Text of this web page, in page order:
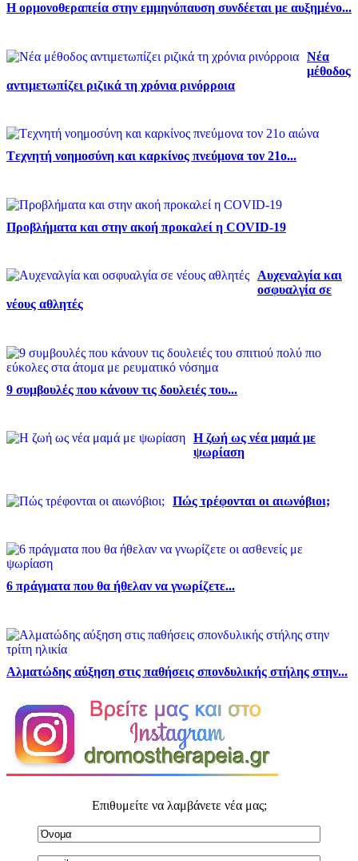
Η ορμονοθεραπεία στην εμμηνόπαυση συνδέεται με αυξημένο...
Νέα
μέθοδος
αντιμετωπίζει ριζικά τη χρόνια ρινόρροια
Tεχνητή νοημοσύνη και καρκίνος πνεύμονα τον 21ο...
Προβλήματα και στην ακοή προκαλεί η COVID-19
Αυχεναλγία και
οσφυαλγία σε
νέους αθλητές
9 συμβουλές που κάνουν τις δουλειές του...
Η ζωή ως νέα μαμά με
ψωρίαση
Πώς τρέφονται οι αιωνόβιοι;
6 πράγματα που θα ήθελαν να γνωρίζετε...
Αλματώδης αύξηση στις παθήσεις σπονδυλικής στήλης στην...
Επιθυμείτε να λαμβάνετε νέα μας;